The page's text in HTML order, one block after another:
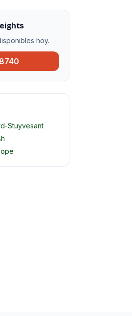
hoy.
Stuyvesant